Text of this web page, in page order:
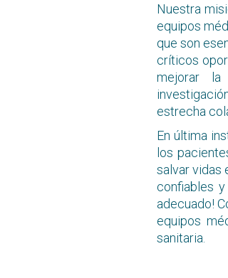
Nuestra
equipos
que son
críticos
mejorar
estrecha
En última
los
salvar vidas
confiables y
adecuado!
equipos
sanitaria.